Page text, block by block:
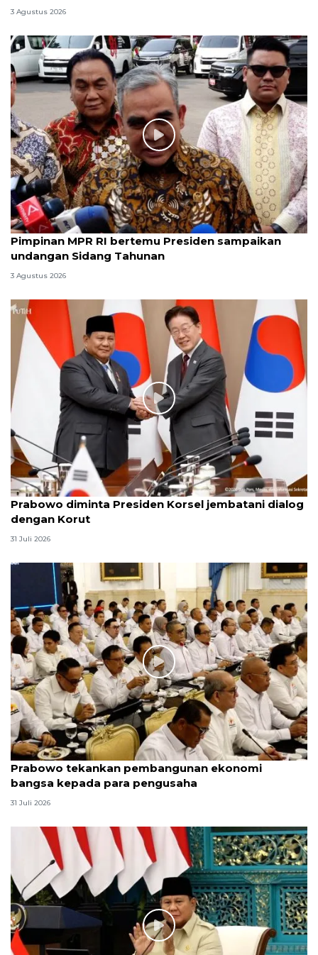
3 Agustus 2026
Pimpinan MPR RI bertemu Presiden sampaikan
undangan Sidang Tahunan
3 Agustus 2026
Prabowo diminta Presiden Korsel jembatani dialog
dengan Korut
31 Juli 2026
Prabowo tekankan pembangunan ekonomi
bangsa kepada para pengusaha
31 Juli 2026